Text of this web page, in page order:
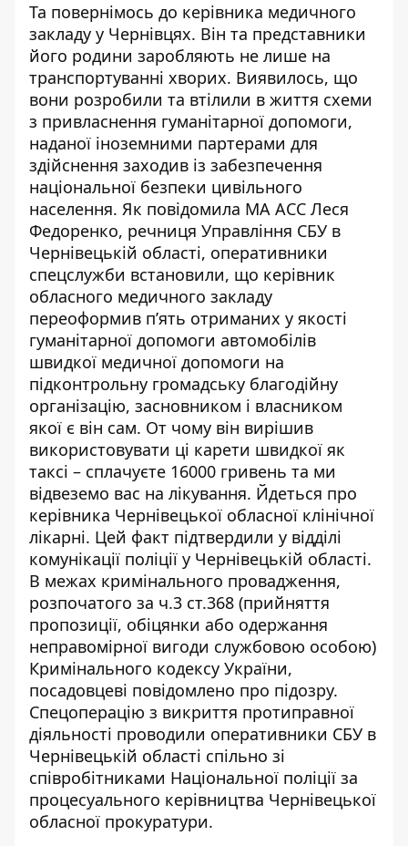
Та повернімось до керівника медичного
закладу у Чернівцях. Він та представники
його родини заробляють не лише на
транспортуванні хворих. Виявилось, що
вони розробили та втілили в життя схеми
з привласнення гуманітарної допомоги,
наданої іноземними партерами для
здійснення заходив із забезпечення
національної безпеки цивільного
населення. Як повідомила МА АСС Леся
Федоренко, речниця Управління СБУ в
Чернівецькій області, оперативники
спецслужби встановили, що керівник
обласного медичного закладу
переоформив п’ять отриманих у якості
гуманітарної допомоги автомобілів
швидкої медичної допомоги на
підконтрольну громадську благодійну
організацію, засновником і власником
якої є він сам. От чому він вирішив
використовувати ці карети швидкої як
таксі – сплачуєте 16000 гривень та ми
відвеземо вас на лікування. Йдеться про
керівника Чернівецької обласної клінічної
лікарні. Цей факт підтвердили у відділі
комунікації поліції у Чернівецькій області.
В межах кримінального провадження,
розпочатого за ч.3 ст.368 (прийняття
пропозиції, обіцянки або одержання
неправомірної вигоди службовою особою)
Кримінального кодексу України,
посадовцеві повідомлено про підозру.
Спецоперацію з викриття протиправної
діяльності проводили оперативники СБУ в
Чернівецькій області спільно зі
співробітниками Національної поліції за
процесуального керівництва Чернівецької
обласної прокуратури.